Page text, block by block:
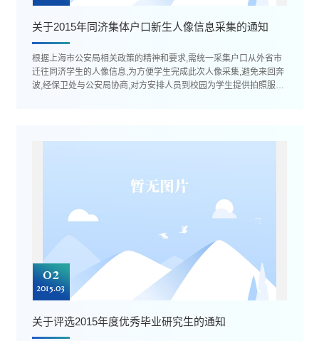
关于2015年同济集体户口新生人像信息采集的通知
根据上海市公安局相关政策的精神和要求,需统一采集户口从外省市
迁往同济学生的人像信息,为方便学生完成此次人像采集,避免来回奔
波,经保卫处与公安局协商,对方安排人员到校园为学生提供拍照服务
02
2015.03
关于评选2015年度优秀毕业研究生的通知